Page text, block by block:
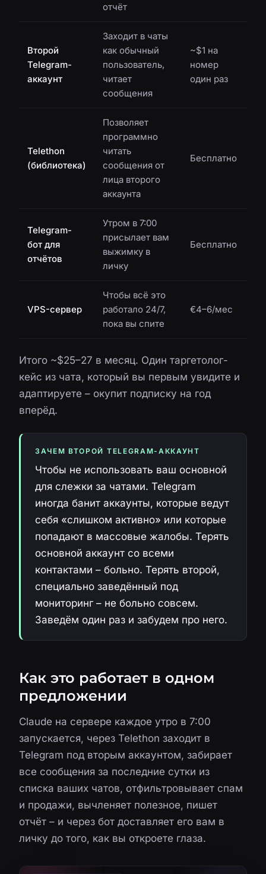
отчёт
Второй
Telegram-
аккаунт
Заходит в чаты
как обычный
пользователь,
читает
сообщения
~$1 на
номер
один раз
Telethon
(библиотека)
Позволяет
программно
читать
сообщения от
лица второго
аккаунта
Бесплатно
Telegram-
бот для
отчётов
Утром в 7:00
присылает вам
выжимку в
личку
Бесплатно
VPS-сервер
Чтобы всё это
работало 24/7,
пока вы спите
€4–6/мес
Итого ~$25–27 в месяц. Один таргетолог-
кейс из чата, который вы первым увидите и
адаптируете – окупит подписку на год
вперёд.
ЗАЧЕМ ВТОРОЙ TELEGRAM-АККАУНТ
Чтобы не использовать ваш основной
для слежки за чатами. Telegram
иногда банит аккаунты, которые ведут
себя «слишком активно» или которые
попадают в массовые жалобы. Терять
основной аккаунт со всеми
контактами – больно. Терять второй,
специально заведённый под
мониторинг – не больно совсем.
Заведём один раз и забудем про него.
Как это работает в одном
предложении
Claude на сервере каждое утро в 7:00
запускается, через Telethon заходит в
Telegram под вторым аккаунтом, забирает
все сообщения за последние сутки из
списка ваших чатов, отфильтровывает спам
и продажи, вычленяет полезное, пишет
отчёт – и через бот доставляет его вам в
личку до того, как вы откроете глаза.